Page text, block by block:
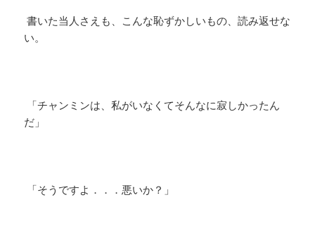
書いた当人さえも、こんな恥ずかしいもの、読み返せな
い。
「チャンミンは、私がいなくてそんなに寂しかったん
だ」
「そうですよ．．．悪いか？」